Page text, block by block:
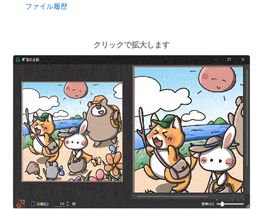
ファイル履歴
クリックで拡大します